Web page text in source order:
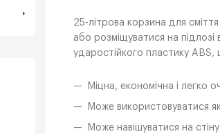
25-літрова корзина для
або розміщуватися на
ударостійкого пластику ABS,
Міцна, економічна і легко
Може використовуватися
Може навішуватися на